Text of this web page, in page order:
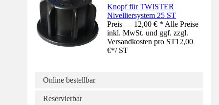
Knopf für TWISTER
Nivelliersystem 25 ST
Preis — 12,00 € * Alle Preise
inkl. MwSt. und ggf. zzgl.
Versandkosten pro ST12,00
€*/ ST
Online bestellbar
Reservierbar